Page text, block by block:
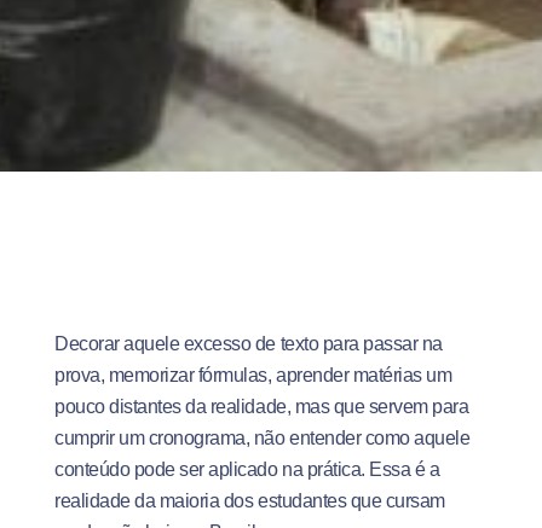
Decorar aquele excesso de texto para passar na
prova, memorizar fórmulas, aprender matérias um
pouco distantes da realidade, mas que servem para
cumprir um cronograma, não entender como aquele
conteúdo pode ser aplicado na prática. Essa é a
realidade da maioria dos estudantes que cursam